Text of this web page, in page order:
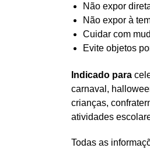
Não expor
Não expor à
Cuidar com
Evite objetos
Indicado para
carnaval,
crianças,
atividades
Todas as